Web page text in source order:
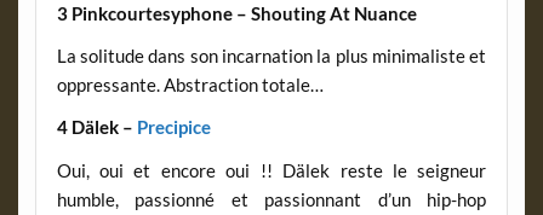
3 Pinkcourtesyphone – Shouting At Nuance
La solitude dans son incarnation la plus minimaliste et
oppressante. Abstraction totale…
4 Dälek – Precipice
Oui, oui et encore oui !! Dälek reste le seigneur
humble, passionné et passionnant d’un hip-hop